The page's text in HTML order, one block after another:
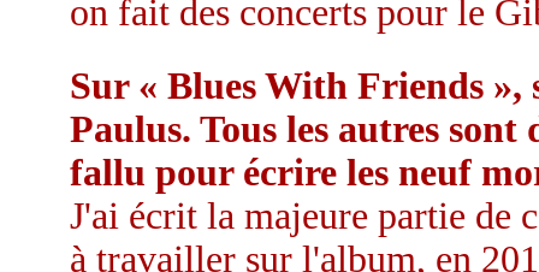
on fait des concerts pour le
Sur « Blues With Friends »,
Paulus. Tous les autres
fallu pour écrire les neuf
J'ai écrit la majeure partie de
à travailler sur l'album, en